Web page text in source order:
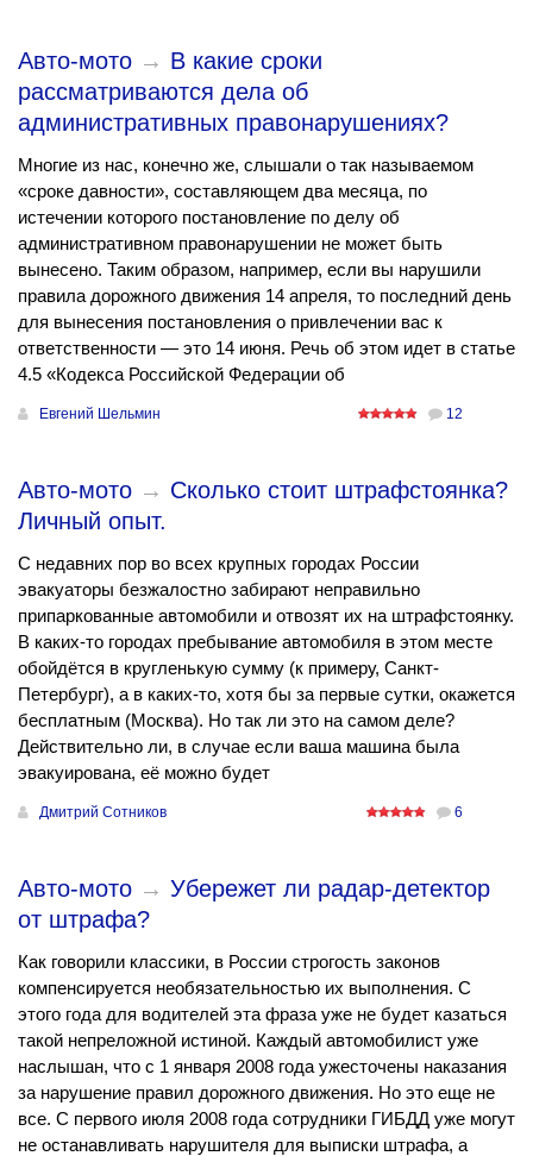
Авто-мото → В какие сроки
рассматриваются дела об
административных правонарушениях?
Многие из нас, конечно же, слышали о так называемом
«сроке давности», составляющем два месяца, по
истечении которого постановление по делу об
административном правонарушении не может быть
вынесено. Таким образом, например, если вы нарушили
правила дорожного движения 14 апреля, то последний день
для вынесения постановления о привлечении вас к
ответственности — это 14 июня. Речь об этом идет в статье
4.5 «Кодекса Российской Федерации об
Евгений Шельмин 12
Авто-мото → Сколько стоит штрафстоянка?
Личный опыт.
С недавних пор во всех крупных городах России
эвакуаторы безжалостно забирают неправильно
припаркованные автомобили и отвозят их на штрафстоянку.
В каких-то городах пребывание автомобиля в этом месте
обойдётся в кругленькую сумму (к примеру, Санкт-
Петербург), а в каких-то, хотя бы за первые сутки, окажется
бесплатным (Москва). Но так ли это на самом деле?
Действительно ли, в случае если ваша машина была
эвакуирована, её можно будет
Дмитрий Сотников 6
Авто-мото → Убережет ли радар-детектор
от штрафа?
Как говорили классики, в России строгость законов
компенсируется необязательностью их выполнения. С
этого года для водителей эта фраза уже не будет казаться
такой непреложной истиной. Каждый автомобилист уже
наслышан, что с 1 января 2008 года ужесточены наказания
за нарушение правил дорожного движения. Но это еще не
все. С первого июля 2008 года сотрудники ГИБДД уже могут
не останавливать нарушителя для выписки штрафа, а